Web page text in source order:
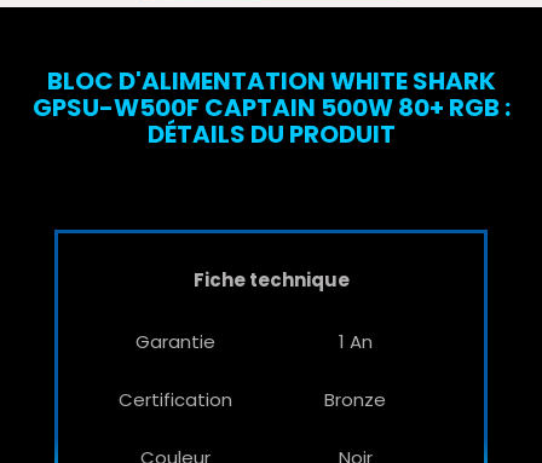
BLOC D'ALIMENTATION WHITE SHARK
GPSU-W500F CAPTAIN 500W 80+ RGB :
DÉTAILS DU PRODUIT
Fiche technique
Garantie 1 An
Certification Bronze
Couleur Noir